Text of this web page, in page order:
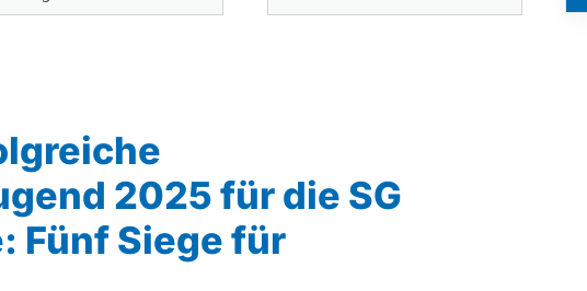
2025 für die SG
Fünf Siege für
Downloads
Termine
Fragen & Antworten